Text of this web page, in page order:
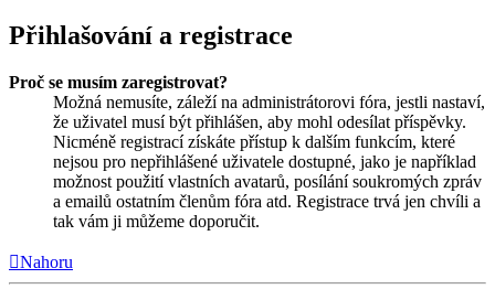
Přihlašování a registrace
Proč se musím zaregistrovat?
Možná nemusíte, záleží na administrátorovi fóra, jestli nastaví,
že uživatel musí být přihlášen, aby mohl odesílat příspěvky.
Nicméně registrací získáte přístup k dalším funkcím, které
nejsou pro nepřihlášené uživatele dostupné, jako je například
možnost použití vlastních avatarů, posílání soukromých zpráv
a emailů ostatním členům fóra atd. Registrace trvá jen chvíli a
tak vám ji můžeme doporučit.
Nahoru